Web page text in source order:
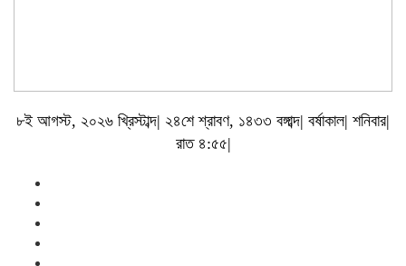
৮ই আগস্ট, ২০২৬ খ্রিস্টাব্দ| ২৪শে শ্রাবণ, ১৪৩৩ বঙ্গাব্দ| বর্ষাকাল| শনিবার|
রাত ৪:৫৫|